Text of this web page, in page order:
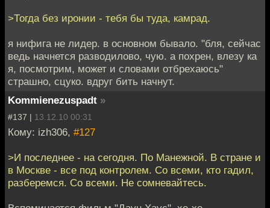
>Тогда без иронии - тебя бы туда, камрад.
я нифига не лидер. в основном бывало. "бля, сейчас
ведь начнется разводилово, чую. а похрен, влезу ка
я, посмотрим, может и словами отбрехаюсь"
страшно, сцуко. вдруг бить начнут.
Kommienezuspadt »
#137 | 13.12.10 00:31
Кому: izh306, #127
>И последнее - на сегодня. По Манежной. В стране и
в Москве - все под контролем. Со всеми, кто гадил,
разберемся. Со всеми. Не сомневайтесь.